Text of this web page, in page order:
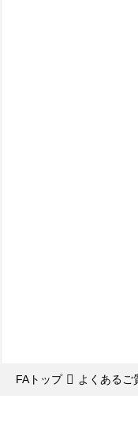
FAトップ よくあるご